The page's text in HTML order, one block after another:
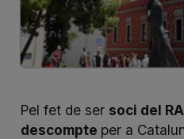
Pel fet de ser soci del
descompte per a